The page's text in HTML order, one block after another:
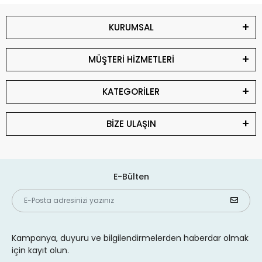
KURUMSAL
MÜŞTERİ HİZMETLERİ
KATEGORİLER
BİZE ULAŞIN
E-Bülten
Kampanya, duyuru ve bilgilendirmelerden haberdar olmak
için kayıt olun.